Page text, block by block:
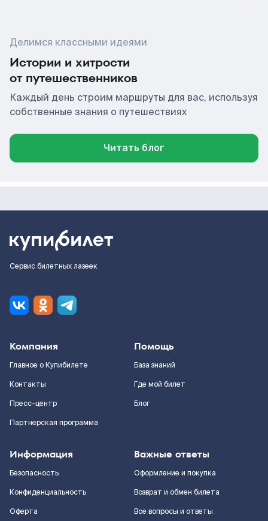
Делимся классными идеями
Истории и хитрости
от путешественников
Каждый день строим маршруты для вас, используя
собственные знания о путешествиях
Читать блог
Сервис билетных лазеек
Компания
Главное о Купибилете
Контакты
Пресс-центр
Партнерская программа
Помощь
База знаний
Где мой билет
Блог
Информация
Безопасность
Конфиденциальность
Оферта
Важные ответы
Оформление и покупка
Возврат и обмен билета
Все вопросы и ответы